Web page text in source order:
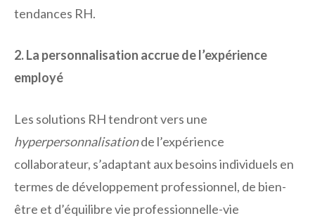
tendances RH.
2. La personnalisation accrue de l’expérience
employé
Les solutions RH tendront vers une
hyperpersonnalisationde l’expérience
collaborateur, s’adaptant aux besoins individuels en
termes de développement professionnel, de bien-
être et d’équilibre vie professionnelle-vie